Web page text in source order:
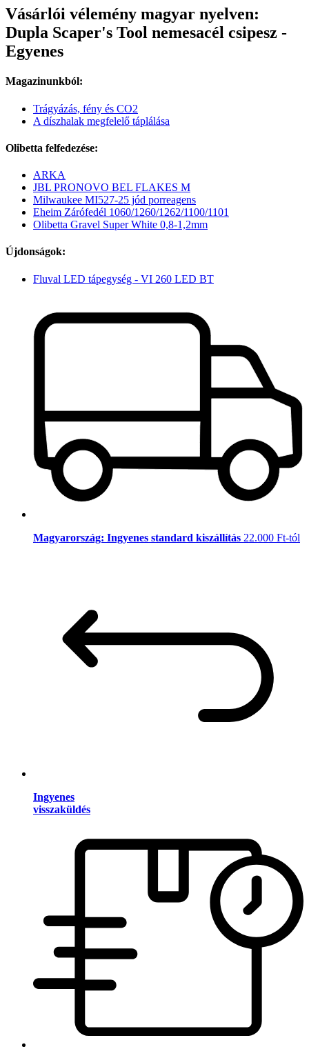
Vásárlói vélemény magyar nyelven:
Dupla Scaper's Tool nemesacél csipesz -
Egyenes
Magazinunkból:
Trágyázás, fény és CO2
A díszhalak megfelelő táplálása
Olibetta felfedezése:
ARKA
JBL PRONOVO BEL FLAKES M
Milwaukee MI527-25 jód porreagens
Eheim Zárófedél 1060/1260/1262/1100/1101
Olibetta Gravel Super White 0,8-1,2mm
Újdonságok:
Fluval LED tápegység - VI 260 LED BT
Magyarország: Ingyenes standard kiszállítás 22.000 Ft-tól
Ingyenes
visszaküldés